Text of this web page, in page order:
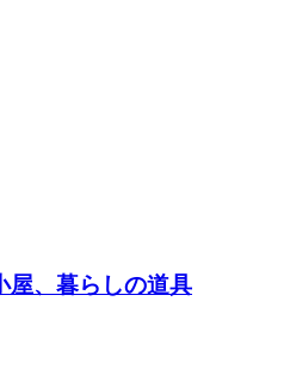
屋、暮らしの道具